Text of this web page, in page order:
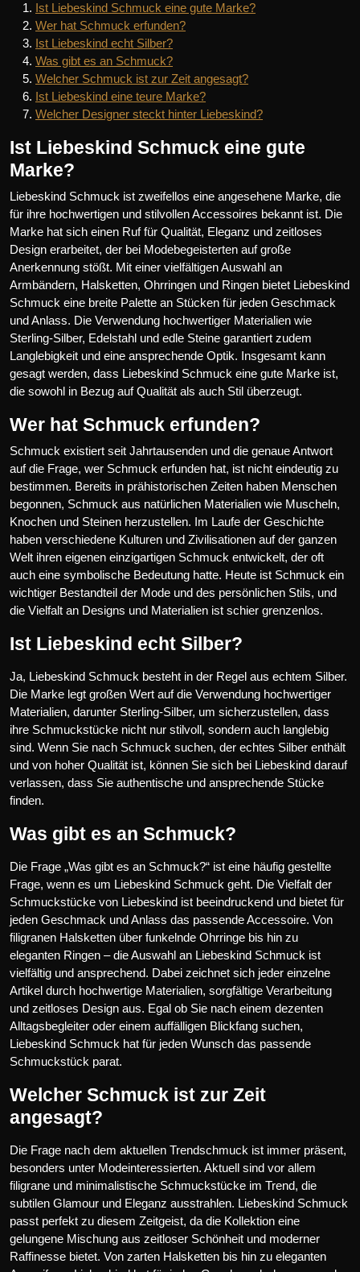
Ist Liebeskind Schmuck eine gute Marke?
Wer hat Schmuck erfunden?
Ist Liebeskind echt Silber?
Was gibt es an Schmuck?
Welcher Schmuck ist zur Zeit angesagt?
Ist Liebeskind eine teure Marke?
Welcher Designer steckt hinter Liebeskind?
Ist Liebeskind Schmuck eine gute
Marke?
Liebeskind Schmuck ist zweifellos eine angesehene Marke, die
für ihre hochwertigen und stilvollen Accessoires bekannt ist. Die
Marke hat sich einen Ruf für Qualität, Eleganz und zeitloses
Design erarbeitet, der bei Modebegeisterten auf große
Anerkennung stößt. Mit einer vielfältigen Auswahl an
Armbändern, Halsketten, Ohrringen und Ringen bietet Liebeskind
Schmuck eine breite Palette an Stücken für jeden Geschmack
und Anlass. Die Verwendung hochwertiger Materialien wie
Sterling-Silber, Edelstahl und edle Steine garantiert zudem
Langlebigkeit und eine ansprechende Optik. Insgesamt kann
gesagt werden, dass Liebeskind Schmuck eine gute Marke ist,
die sowohl in Bezug auf Qualität als auch Stil überzeugt.
Wer hat Schmuck erfunden?
Schmuck existiert seit Jahrtausenden und die genaue Antwort
auf die Frage, wer Schmuck erfunden hat, ist nicht eindeutig zu
bestimmen. Bereits in prähistorischen Zeiten haben Menschen
begonnen, Schmuck aus natürlichen Materialien wie Muscheln,
Knochen und Steinen herzustellen. Im Laufe der Geschichte
haben verschiedene Kulturen und Zivilisationen auf der ganzen
Welt ihren eigenen einzigartigen Schmuck entwickelt, der oft
auch eine symbolische Bedeutung hatte. Heute ist Schmuck ein
wichtiger Bestandteil der Mode und des persönlichen Stils, und
die Vielfalt an Designs und Materialien ist schier grenzenlos.
Ist Liebeskind echt Silber?
Ja, Liebeskind Schmuck besteht in der Regel aus echtem Silber.
Die Marke legt großen Wert auf die Verwendung hochwertiger
Materialien, darunter Sterling-Silber, um sicherzustellen, dass
ihre Schmuckstücke nicht nur stilvoll, sondern auch langlebig
sind. Wenn Sie nach Schmuck suchen, der echtes Silber enthält
und von hoher Qualität ist, können Sie sich bei Liebeskind darauf
verlassen, dass Sie authentische und ansprechende Stücke
finden.
Was gibt es an Schmuck?
Die Frage „Was gibt es an Schmuck?“ ist eine häufig gestellte
Frage, wenn es um Liebeskind Schmuck geht. Die Vielfalt der
Schmuckstücke von Liebeskind ist beeindruckend und bietet für
jeden Geschmack und Anlass das passende Accessoire. Von
filigranen Halsketten über funkelnde Ohrringe bis hin zu
eleganten Ringen – die Auswahl an Liebeskind Schmuck ist
vielfältig und ansprechend. Dabei zeichnet sich jeder einzelne
Artikel durch hochwertige Materialien, sorgfältige Verarbeitung
und zeitloses Design aus. Egal ob Sie nach einem dezenten
Alltagsbegleiter oder einem auffälligen Blickfang suchen,
Liebeskind Schmuck hat für jeden Wunsch das passende
Schmuckstück parat.
Welcher Schmuck ist zur Zeit
angesagt?
Die Frage nach dem aktuellen Trendschmuck ist immer präsent,
besonders unter Modeinteressierten. Aktuell sind vor allem
filigrane und minimalistische Schmuckstücke im Trend, die
subtilen Glamour und Eleganz ausstrahlen. Liebeskind Schmuck
passt perfekt zu diesem Zeitgeist, da die Kollektion eine
gelungene Mischung aus zeitloser Schönheit und moderner
Raffinesse bietet. Von zarten Halsketten bis hin zu eleganten